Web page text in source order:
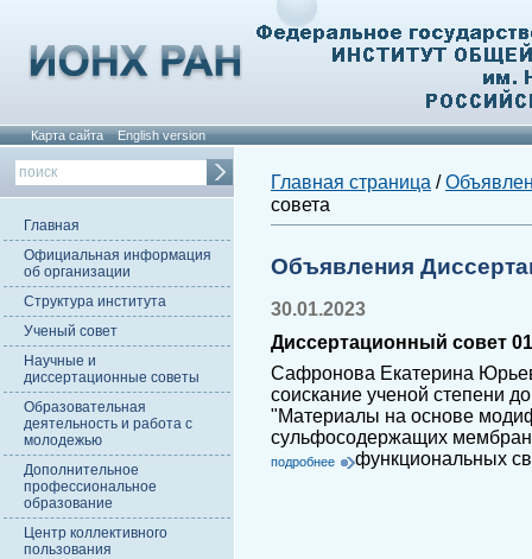
Карта сайта English version
Главная
Официальная информация
об организации
Структура института
Ученый совет
Научные и
диссертационные советы
Образовательная
деятельность и работа с
молодежью
Дополнительное
профессиональное
образование
Центр коллективного
пользования
Главная страница /
совета
Объявления
30.01.2023
Диссертационный совет
Сафронова Екатерина
соискание ученой степени
"Материалы на основе
сульфосодержащих
функциональных
подробнее